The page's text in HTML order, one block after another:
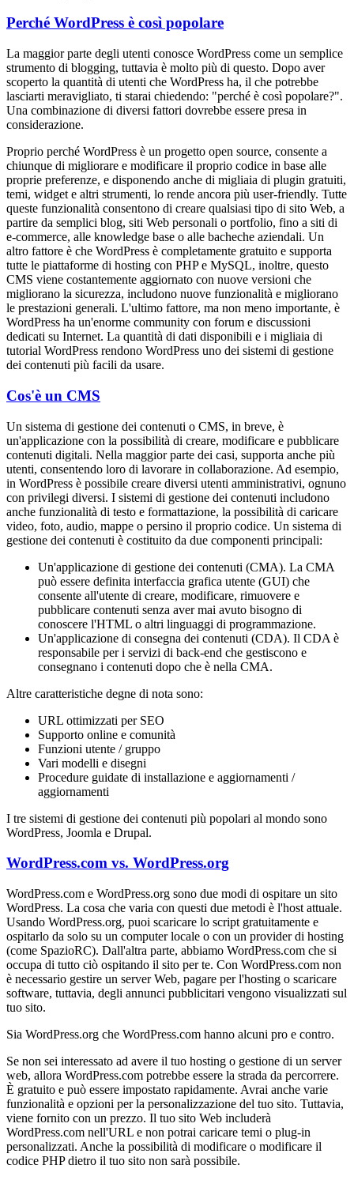
Perché WordPress è così popolare
La maggior parte degli utenti conosce WordPress come un semplice
strumento di blogging, tuttavia è molto più di questo. Dopo aver
scoperto la quantità di utenti che WordPress ha, il che potrebbe
lasciarti meravigliato, ti starai chiedendo: "perché è così popolare?".
Una combinazione di diversi fattori dovrebbe essere presa in
considerazione.
Proprio perché WordPress è un progetto open source, consente a
chiunque di migliorare e modificare il proprio codice in base alle
proprie preferenze, e disponendo anche di migliaia di plugin gratuiti,
temi, widget e altri strumenti, lo rende ancora più user-friendly. Tutte
queste funzionalità consentono di creare qualsiasi tipo di sito Web, a
partire da semplici blog, siti Web personali o portfolio, fino a siti di
e-commerce, alle knowledge base o alle bacheche aziendali. Un
altro fattore è che WordPress è completamente gratuito e supporta
tutte le piattaforme di hosting con PHP e MySQL, inoltre, questo
CMS viene costantemente aggiornato con nuove versioni che
migliorano la sicurezza, includono nuove funzionalità e migliorano
le prestazioni generali. L'ultimo fattore, ma non meno importante, è
WordPress ha un'enorme community con forum e discussioni
dedicati su Internet. La quantità di dati disponibili e i migliaia di
tutorial WordPress rendono WordPress uno dei sistemi di gestione
dei contenuti più facili da usare.
Cos'è un CMS
Un sistema di gestione dei contenuti o CMS, in breve, è
un'applicazione con la possibilità di creare, modificare e pubblicare
contenuti digitali. Nella maggior parte dei casi, supporta anche più
utenti, consentendo loro di lavorare in collaborazione. Ad esempio,
in WordPress è possibile creare diversi utenti amministrativi, ognuno
con privilegi diversi. I sistemi di gestione dei contenuti includono
anche funzionalità di testo e formattazione, la possibilità di caricare
video, foto, audio, mappe o persino il proprio codice. Un sistema di
gestione dei contenuti è costituito da due componenti principali:
Un'applicazione di gestione dei contenuti (CMA). La CMA
può essere definita interfaccia grafica utente (GUI) che
consente all'utente di creare, modificare, rimuovere e
pubblicare contenuti senza aver mai avuto bisogno di
conoscere l'HTML o altri linguaggi di programmazione.
Un'applicazione di consegna dei contenuti (CDA). Il CDA è
responsabile per i servizi di back-end che gestiscono e
consegnano i contenuti dopo che è nella CMA.
Altre caratteristiche degne di nota sono:
URL ottimizzati per SEO
Supporto online e comunità
Funzioni utente / gruppo
Vari modelli e disegni
Procedure guidate di installazione e aggiornamenti /
aggiornamenti
I tre sistemi di gestione dei contenuti più popolari al mondo sono
WordPress, Joomla e Drupal.
WordPress.com vs. WordPress.org
WordPress.com e WordPress.org sono due modi di ospitare un sito
WordPress. La cosa che varia con questi due metodi è l'host attuale.
Usando WordPress.org, puoi scaricare lo script gratuitamente e
ospitarlo da solo su un computer locale o con un provider di hosting
(come SpazioRC). Dall'altra parte, abbiamo WordPress.com che si
occupa di tutto ciò ospitando il sito per te. Con WordPress.com non
è necessario gestire un server Web, pagare per l'hosting o scaricare
software, tuttavia, degli annunci pubblicitari vengono visualizzati sul
tuo sito.
Sia WordPress.org che WordPress.com hanno alcuni pro e contro.
Se non sei interessato ad avere il tuo hosting o gestione di un server
web, allora WordPress.com potrebbe essere la strada da percorrere.
È gratuito e può essere impostato rapidamente. Avrai anche varie
funzionalità e opzioni per la personalizzazione del tuo sito. Tuttavia,
viene fornito con un prezzo. Il tuo sito Web includerà
WordPress.com nell'URL e non potrai caricare temi o plug-in
personalizzati. Anche la possibilità di modificare o modificare il
codice PHP dietro il tuo sito non sarà possibile.